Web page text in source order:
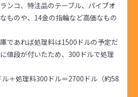
ンコ、特注品のテーブル、パイプオ
ものや、14金の指輪など高価なもの
であれば処理料は1500ドルの予定だ
値段が付いたため、300ドルで処理
ル＋処理料300ドル＝2700ドル（約58